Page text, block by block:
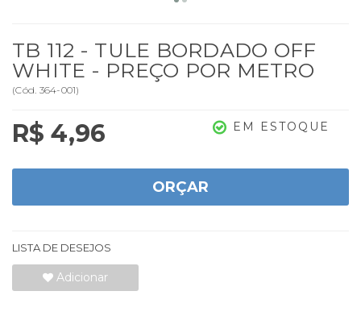
TB 112 - TULE BORDADO OFF
WHITE - PREÇO POR METRO
(Cód. 364-001)
R$ 4,96 EM ESTOQUE
ORÇAR
LISTA DE DESEJOS
Adicionar